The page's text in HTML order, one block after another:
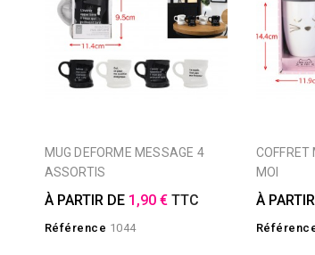
MUG DEFORME MESSAGE 4
ASSORTIS
À PARTIR DE 1,90 € TTC
Référence 1044
COFFRET MUG MON CHAT ET
MOI
À